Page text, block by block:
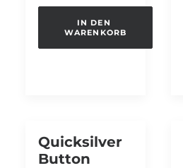
IN DEN
WARENKORB
Quicksilver
Button